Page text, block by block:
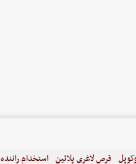
قرص لاغری پلاتین استخدام راننده